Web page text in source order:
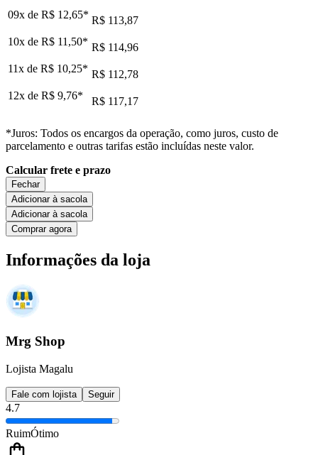
09x de R$ 12,65* R$ 113,87
10x de R$ 11,50* R$ 114,96
11x de R$ 10,25* R$ 112,78
12x de R$ 9,76* R$ 117,17
*Juros: Todos os encargos da operação, como juros, custo de
parcelamento e outras tarifas estão incluídas neste valor.
Calcular frete e prazo
Fechar
Adicionar à sacola
Adicionar à sacola
Comprar agora
Informações da loja
Mrg Shop
Lojista Magalu
Fale com lojista Seguir
4.7
RuimÓtimo